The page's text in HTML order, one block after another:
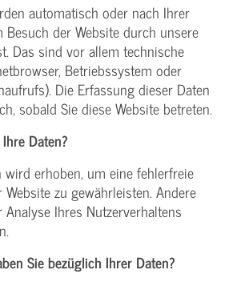
automatisch oder nach Ihrer
der Website durch unsere
Das sind vor allem technische
Betriebssystem oder
Die Erfassung dieser Daten
sobald Sie diese Website betreten.
Daten?
wird erhoben, um eine fehlerfreie
zu gewährleisten. Andere
Ihres Nutzerverhaltens
Sie bezüglich Ihrer Daten?